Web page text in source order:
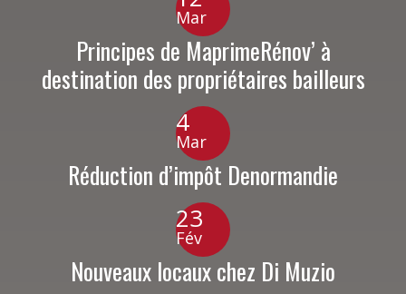
Mar
Principes de MaprimeRénov’ à
destination des propriétaires bailleurs
4
Mar
Réduction d’impôt Denormandie
23
Fév
Nouveaux locaux chez Di Muzio